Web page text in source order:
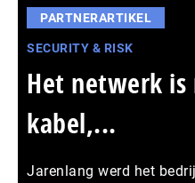
PARTNERARTIKEL
SECURITY & RISK
Het netwerk
kabel,...
Jarenlang werd het